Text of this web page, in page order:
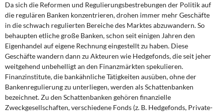
Wirtschaftspolitik
Steuer- und Finanzpolitik
Öffentliche Infrastruktur und Daseinsvorsorge
Eurokrise und Griechenland
DIE LINKE
Da sich die Reformen und Regulierungsbestrebungen der Politik auf
die regulären Banken konzentrieren, drohen immer mehr Geschäfte
in die schwach regulierten Bereiche des Marktes abzuwandern. So
behaupten etliche große Banken, schon seit einigen Jahren den
Eigenhandel auf eigene Rechnung eingestellt zu haben. Diese
Geschäfte wandern dann zu Akteuren wie Hedgefonds, die seit jeher
weitgehend unbehelligt an den Finanzmärkten spekulieren.
Finanzinstitute, die bankähnliche Tätigkeiten ausüben, ohne der
Bankenregulierung zu unterliegen, werden als Schattenbanken
bezeichnet. Zu den Schattenbanken gehören finanzielle
Zweckgesellschaften, verschiedene Fonds (z. B. Hedgefonds, Private-